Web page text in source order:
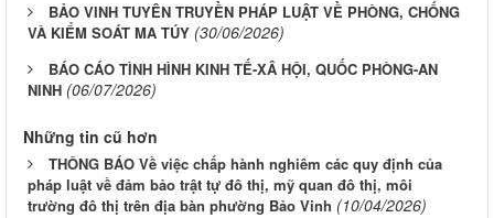
BẢO VINH TUYÊN TRUYỀN PHÁP LUẬT VỀ PHÒNG, CHỐNG
VÀ KIỂM SOÁT MA TÚY (30/06/2026)
BÁO CÁO TÌNH HÌNH KINH TẾ-XÂ HỘI, QUỐC PHÒNG-AN
NINH (06/07/2026)
Những tin cũ hơn
THÔNG BÁO Về việc chấp hành nghiêm các quy định của
pháp luật về đảm bảo trật tự đô thị, mỹ quan đô thị, môi
trường đô thị trên địa bàn phường Bảo Vinh (10/04/2026)